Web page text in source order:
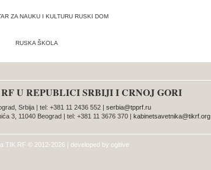
ZA NAUKU I KULTURU RUSKI DOM
RUSKA ŠKOLA
U REPUBLICI SRBIJI I CRNOJ GORI
Srbija | tel: +381 11 2436 552 | serbia@tpprf.ru
3, 11040 Beograd | tel: +381 11 3676 370 | kabinetsavetnika@tikrf.org
TIK RF © 2012-2026 | developed by ogitive